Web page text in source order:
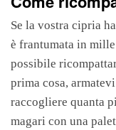
Se la vostra cipria
è frantumata in
possibile
prima cosa,
raccogliere quanta
magari con una